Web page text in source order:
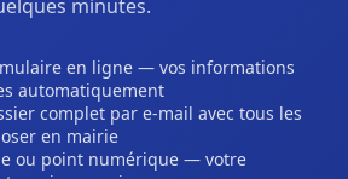
minutes.
en ligne — vos informations
automatiquement
complet par e-mail avec tous les
en mairie
ou point numérique — votre